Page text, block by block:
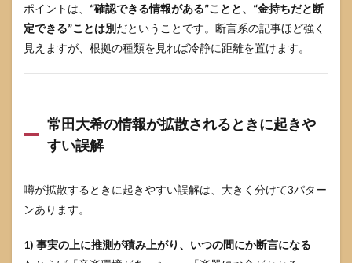
大希
の実
家の
話題
くあ
5.1
常田
家は
どこ
なの
ポイントは、 “確認できる情報がある”ことと、“金持ちだと断
定できる”ことは別だということです。断言系の記事ほど強く
見えますが、根拠の種類を見れば冷静に距離を置けます。
常田大希の情報が拡散されるときに起きや
すい誤解
噂が拡散するときに起きやすい誤解は、大きく分けて3パター
ンあります。
1) 事実の上に推測が積み上がり、いつの間にか断言になる